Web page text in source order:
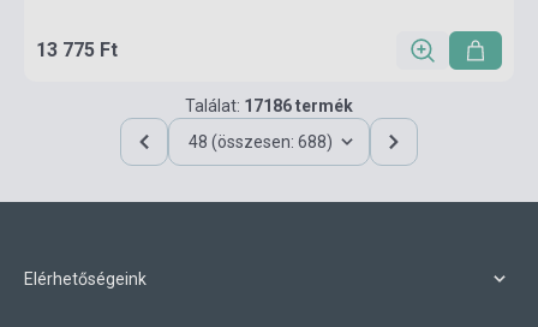
13 775 Ft
Találat: 17186 termék
48 (összesen: 688)
Elérhetőségeink